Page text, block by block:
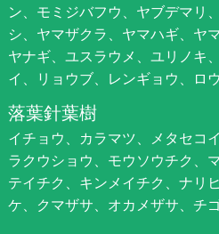
ン、モミジバフウ、ヤブデマリ
シ、ヤマザクラ、ヤマハギ、ヤ
ヤナギ、ユスラウメ、ユリノキ
イ、リョウブ、レンギョウ、ロ
落葉針葉樹
イチョウ、カラマツ、メタセコ
ラクウショウ、モウソウチク、
テイチク、キンメイチク、ナリ
ケ、クマザサ、オカメザサ、チ